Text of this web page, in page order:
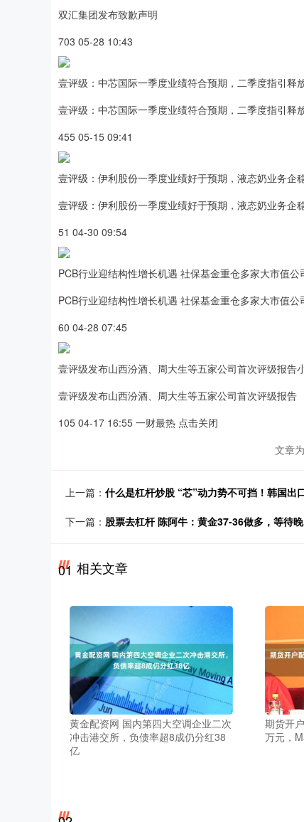
双汇集团发布致歉声明
703 05-28 10:43
壹评级：中芯国际一季度业绩符合预期，二季度指引释
壹评级：中芯国际一季度业绩符合预期，二季度指引释
455 05-15 09:41
壹评级：伊利股份一季度业绩好于预期，液态奶业务企
壹评级：伊利股份一季度业绩好于预期，液态奶业务企
51 04-30 09:54
PCB行业迎结构性增长机遇 社保基金重仓多家大市值公
PCB行业迎结构性增长机遇 社保基金重仓多家大市值公
60 04-28 07:45
壹评级发布山西汾酒、周大生等五家公司首次评级报告
壹评级发布山西汾酒、周大生等五家公司首次评级报告
105 04-17 16:55 一财最热 点击关闭
文章
上一篇： 什么是杠杆炒股 “芯”动力势不可挡！韩国
下一篇： 股票去杠杆 陈阿牛：黄金37-36做多，等待
01 相关文章
黄金配资网 国内第四大空调企业二次
冲击港交所，负债率超8成仍分红38
亿
期货开
万元，